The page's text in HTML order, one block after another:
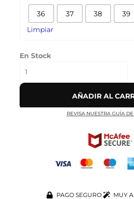
36 37 38 39
Limpiar
En Stock
REACT
'BLACK'
cantidad
AÑADIR AL
REVISA NUESTRA GUÍA
PAGO SEGURO
MUY